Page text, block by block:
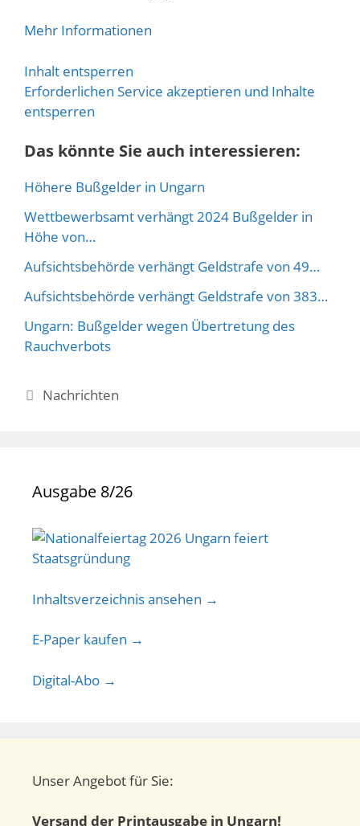
Mehr Informationen
Inhalt entsperren
Erforderlichen Service akzeptieren und Inhalte
entsperren
Das könnte Sie auch interessieren:
Höhere Bußgelder in Ungarn
Wettbewerbsamt verhängt 2024 Bußgelder in
Höhe von…
Aufsichtsbehörde verhängt Geldstrafe von 49…
Aufsichtsbehörde verhängt Geldstrafe von 383…
Ungarn: Bußgelder wegen Übertretung des
Rauchverbots
Kategorien
Nachrichten
Ausgabe 8/26
Inhaltsverzeichnis ansehen →
E-Paper kaufen →
Digital-Abo →
Unser Angebot für Sie:
Versand der Printausgabe in Ungarn!